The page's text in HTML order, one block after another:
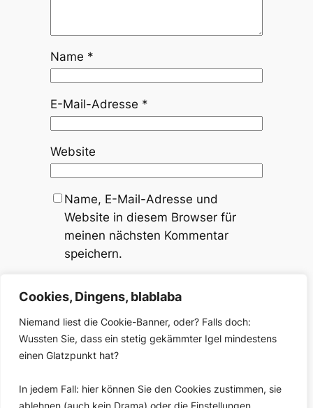
Cookies, Dingens, blablaba
Niemand liest die Cookie-Banner, oder? Falls doch:
Wussten Sie, dass ein stetig gekämmter Igel mindestens
einen Glatzpunkt hat?
In jedem Fall: hier können Sie den Cookies zustimmen, sie
ablehnen (auch kein Drama) oder die Einstellungen
Name *
E-Mail-Adresse *
Website
Name, E-Mail-Adresse und
Website in diesem Browser für
meinen nächsten Kommentar
speichern.
Kommentaren zu diesem Beitrag.
Vorherige:
Radiobeitrags-
Nächste:
Ganz
viele Sätze für